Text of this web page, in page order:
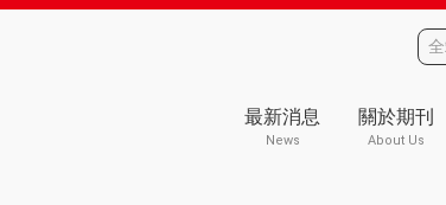
最新消息
News
關於期刊
About Us